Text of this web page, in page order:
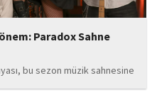
Paradox Sahne
bu sezon müzik sahnesine
yeni bir enerji kazanıyor. Güçlü